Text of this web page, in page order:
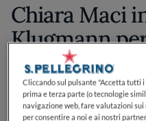
Chiara Maci
Klugmann
senso del
dell’identità.
Cliccando sul pulsante "Accetta tutti
prima e terza parte (o tecnologie
navigazione web, fare valutazioni
per consentire a noi e ai nostri